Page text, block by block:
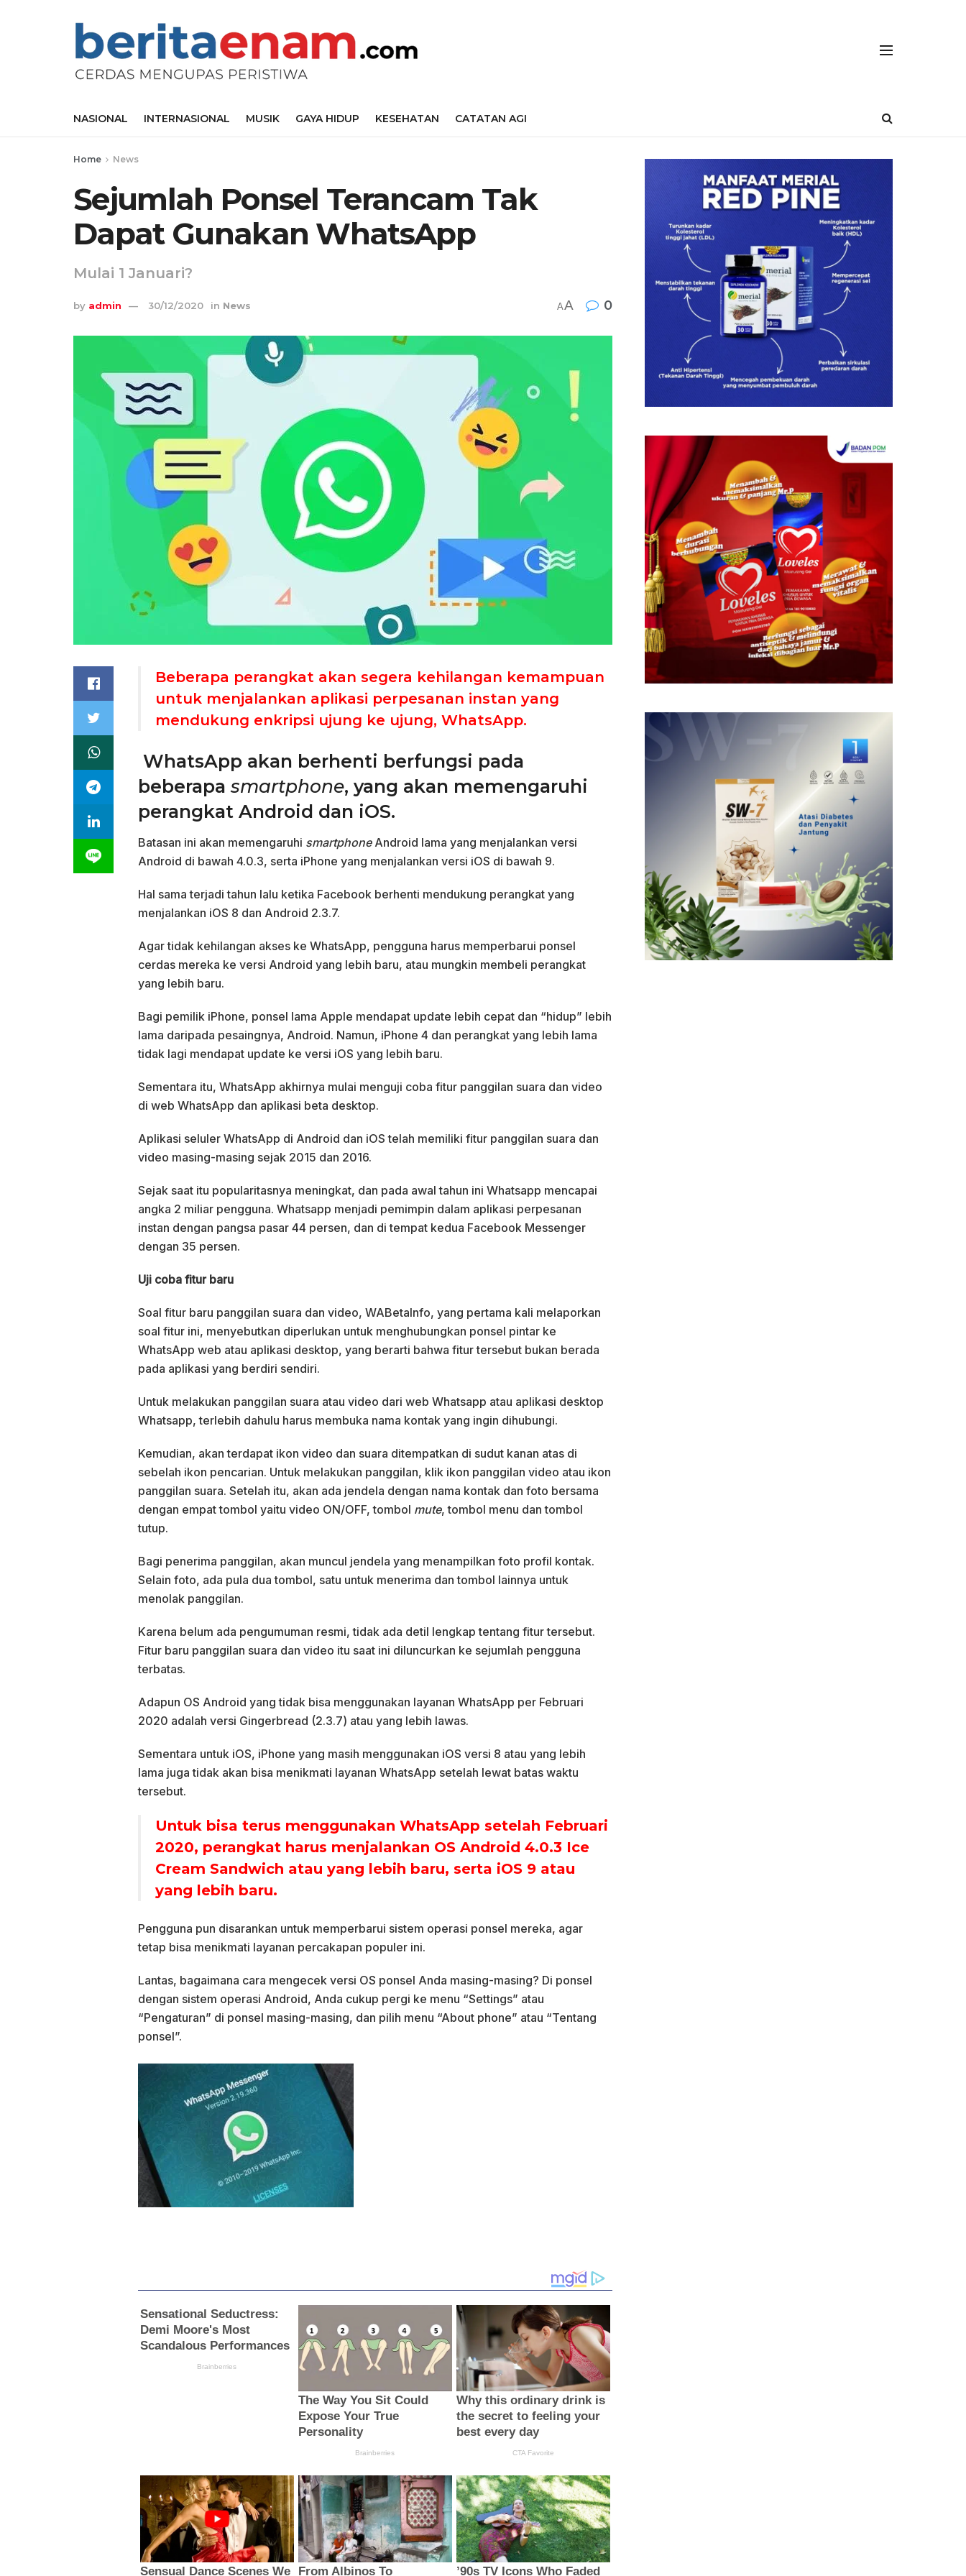
NASIONAL INTERNASIONAL MUSIK GAYA HIDUP KESEHATAN CATATAN AGI
Home News
Sejumlah Ponsel Terancam Tak
Dapat Gunakan WhatsApp
Mulai 1 Januari?
by admin 30/12/2020 in News AA 0
Beberapa perangkat akan segera kehilangan kemampuan
untuk menjalankan aplikasi perpesanan instan yang
mendukung enkripsi ujung ke ujung, WhatsApp.
WhatsApp akan berhenti berfungsi pada
beberapa smartphone, yang akan memengaruhi
perangkat Android dan iOS.
Batasan ini akan memengaruhi smartphoneAndroid lama yang menjalankan versi
Android di bawah 4.0.3, serta iPhone yang menjalankan versi iOS di bawah 9.
Hal sama terjadi tahun lalu ketika Facebook berhenti mendukung perangkat yang
menjalankan iOS 8 dan Android 2.3.7.
Agar tidak kehilangan akses ke WhatsApp, pengguna harus memperbarui ponsel
cerdas mereka ke versi Android yang lebih baru, atau mungkin membeli perangkat
yang lebih baru.
Bagi pemilik iPhone, ponsel lama Apple mendapat update lebih cepat dan “hidup” lebih
lama daripada pesaingnya, Android. Namun, iPhone 4 dan perangkat yang lebih lama
tidak lagi mendapat update ke versi iOS yang lebih baru.
Sementara itu, WhatsApp akhirnya mulai menguji coba fitur panggilan suara dan video
di web WhatsApp dan aplikasi beta desktop.
Aplikasi seluler WhatsApp di Android dan iOS telah memiliki fitur panggilan suara dan
video masing-masing sejak 2015 dan 2016.
Sejak saat itu popularitasnya meningkat, dan pada awal tahun ini Whatsapp mencapai
angka 2 miliar pengguna. Whatsapp menjadi pemimpin dalam aplikasi perpesanan
instan dengan pangsa pasar 44 persen, dan di tempat kedua Facebook Messenger
dengan 35 persen.
Uji coba fitur baru
Soal fitur baru panggilan suara dan video, WABetaInfo, yang pertama kali melaporkan
soal fitur ini, menyebutkan diperlukan untuk menghubungkan ponsel pintar ke
WhatsApp web atau aplikasi desktop, yang berarti bahwa fitur tersebut bukan berada
pada aplikasi yang berdiri sendiri.
Untuk melakukan panggilan suara atau video dari web Whatsapp atau aplikasi desktop
Whatsapp, terlebih dahulu harus membuka nama kontak yang ingin dihubungi.
Kemudian, akan terdapat ikon video dan suara ditempatkan di sudut kanan atas di
sebelah ikon pencarian. Untuk melakukan panggilan, klik ikon panggilan video atau ikon
panggilan suara. Setelah itu, akan ada jendela dengan nama kontak dan foto bersama
dengan empat tombol yaitu video ON/OFF, tombol mute, tombol menu dan tombol
tutup.
Bagi penerima panggilan, akan muncul jendela yang menampilkan foto profil kontak.
Selain foto, ada pula dua tombol, satu untuk menerima dan tombol lainnya untuk
menolak panggilan.
Karena belum ada pengumuman resmi, tidak ada detil lengkap tentang fitur tersebut.
Fitur baru panggilan suara dan video itu saat ini diluncurkan ke sejumlah pengguna
terbatas.
Adapun OS Android yang tidak bisa menggunakan layanan WhatsApp per Februari
2020 adalah versi Gingerbread (2.3.7) atau yang lebih lawas.
Sementara untuk iOS, iPhone yang masih menggunakan iOS versi 8 atau yang lebih
lama juga tidak akan bisa menikmati layanan WhatsApp setelah lewat batas waktu
tersebut.
Untuk bisa terus menggunakan WhatsApp setelah Februari
2020, perangkat harus menjalankan OS Android 4.0.3 Ice
Cream Sandwich atau yang lebih baru, serta iOS 9 atau
yang lebih baru.
Pengguna pun disarankan untuk memperbarui sistem operasi ponsel mereka, agar
tetap bisa menikmati layanan percakapan populer ini.
Lantas, bagaimana cara mengecek versi OS ponsel Anda masing-masing? Di ponsel
dengan sistem operasi Android, Anda cukup pergi ke menu “Settings” atau
“Pengaturan” di ponsel masing-masing, dan pilih menu “About phone” atau “Tentang
ponsel”.